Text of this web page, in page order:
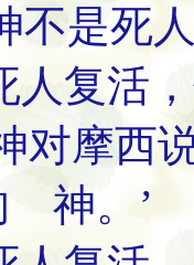
是死
人复活
对摩西
神。’